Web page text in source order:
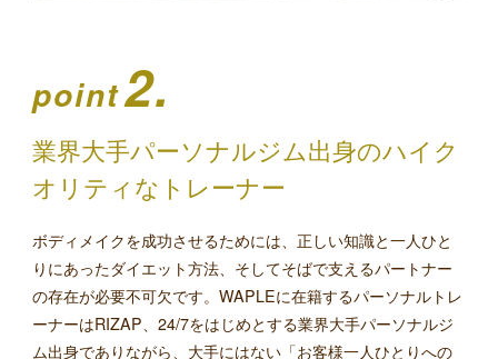
point2.
業界大手パーソナルジム出身のハイク
オリティなトレーナー
ボディメイクを成功させるためには、正しい知識と一人ひと
りにあったダイエット方法、そしてそばで支えるパートナー
の存在が必要不可欠です。WAPLEに在籍するパーソナルトレ
ーナーはRIZAP、24/7をはじめとする業界大手パーソナルジ
ム出身でありながら、大手にはない「お客様一人ひとりへの